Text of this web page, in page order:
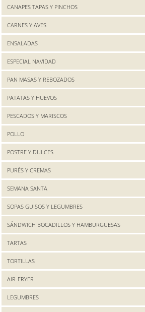
CANAPES TAPAS Y PINCHOS
CARNES Y AVES
ENSALADAS
ESPECIAL NAVIDAD
PAN MASAS Y REBOZADOS
PATATAS Y HUEVOS
PESCADOS Y MARISCOS
POLLO
POSTRE Y DULCES
PURÉS Y CREMAS
SEMANA SANTA
SOPAS GUISOS Y LEGUMBRES
SÁNDWICH BOCADILLOS Y HAMBURGUESAS
TARTAS
TORTILLAS
AIR-FRYER
LEGUMBRES